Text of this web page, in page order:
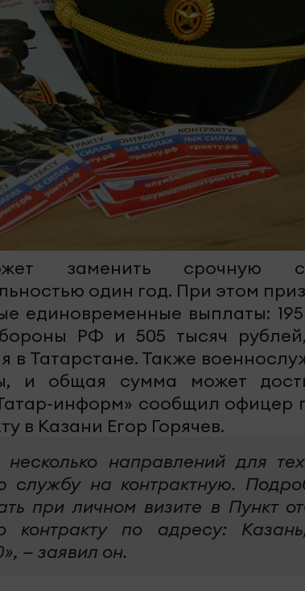
заменить срочную
один год. При этом
единовременные выплаты: 195
РФ и 505 тысяч
в Татарстане. Также
и общая сумма может
информ» сообщил офицер
в Казани Егор Горячев.
направлений для
службу на контрактную.
при личном визите в Пункт
по адресу:
— заявил он.